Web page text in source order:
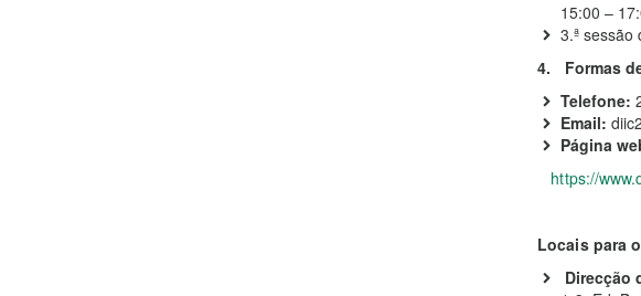
15:00 –
3.ª
4. Formas
Telefone:
Email:
Página
https://
Locais para
Direcção